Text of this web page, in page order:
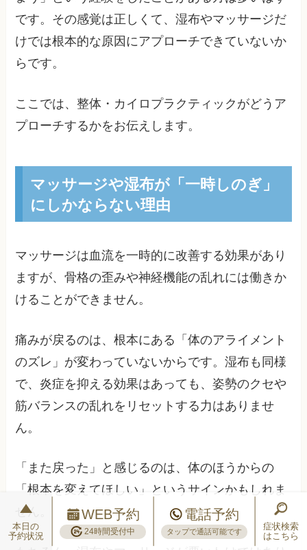
です。その感覚は正しくて、湿布やマッサージだ
けでは根本的な原因にアプローチできていないか
らです。
ここでは、整体・カイロプラクティックがどうア
プローチするかをお伝えします。
マッサージや湿布が「一時しのぎ」
にしかならない理由
マッサージは血流を一時的に改善する効果があり
ますが、骨格の歪みや神経機能の乱れには働きか
けることができません。
痛みが戻るのは、根本にある「体のアライメント
のズレ」が変わっていないからです。湿布も同様
で、炎症を抑える効果はあっても、姿勢のクセや
筋バランスの乱れをリセットする力はありませ
ん。
「また戻った」と感じるのは、体のほうからの
「根本を変えてほしい」というサインかもしれま
せん。
本日の
予約状況
WEB予約
24時間受付中
電話予約
タップで通話可能です
症状検索
はこちら